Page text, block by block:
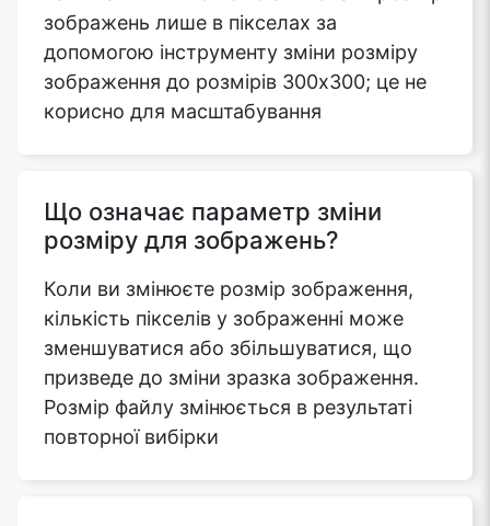
зображень лише в пікселах за
допомогою інструменту зміни розміру
зображення до розмірів 300x300; це не
корисно для масштабування
Що означає параметр зміни
розміру для зображень?
Коли ви змінюєте розмір зображення,
кількість пікселів у зображенні може
зменшуватися або збільшуватися, що
призведе до зміни зразка зображення.
Розмір файлу змінюється в результаті
повторної вибірки